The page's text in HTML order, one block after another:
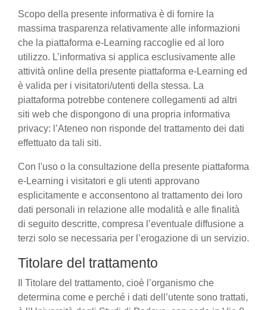
Scopo della presente informativa è di fornire la
massima trasparenza relativamente alle informazioni
che la piattaforma e-Learning raccoglie ed al loro
utilizzo. L’informativa si applica esclusivamente alle
attività online della presente piattaforma e-Learning ed
è valida per i visitatori/utenti della stessa. La
piattaforma potrebbe contenere collegamenti ad altri
siti web che dispongono di una propria informativa
privacy: l’Ateneo non risponde del trattamento dei dati
effettuato da tali siti.
Con l'uso o la consultazione della presente piattaforma
e-Learning i visitatori e gli utenti approvano
esplicitamente e acconsentono al trattamento dei loro
dati personali in relazione alle modalità e alle finalità
di seguito descritte, compresa l’eventuale diffusione a
terzi solo se necessaria per l’erogazione di un servizio.
Titolare del trattamento
Il Titolare del trattamento, cioè l’organismo che
determina come e perché i dati dell’utente sono trattati,